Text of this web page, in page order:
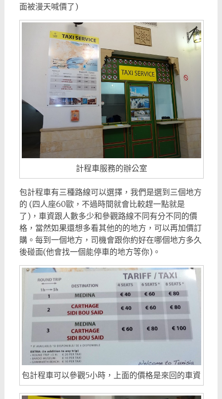
面被漫天喊價了)
計程車服務的辦公室
包計程車有三種路線可以選擇，我們是選到三個地方
的 (四人座60歐，不過時間就會比較趕一點就是
了)，車資跟人數多少和參觀路線不同有分不同的價
格，當然如果還想多看其他的的地方，可以再加價訂
購。每到一個地方，司機會跟你約好在哪個地方多久
後碰面(他會找一個能停車的地方等你)。
包計程車可以參觀5小時，上面的價格是來回的車資